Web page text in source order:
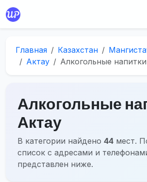
Главная Казахстан
Актау
Алкогольные напитки
Алкогольные
Актау
В категории найдено 44 мест.
список с адресами и
представлен ниже.